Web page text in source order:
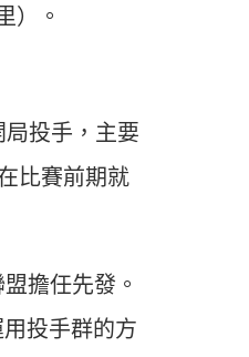
）。
投手，主要
比賽前期就
擔任先發。
投手群的方